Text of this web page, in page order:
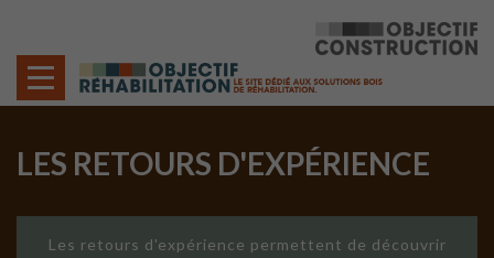
LES RETOURS D'EXPÉRIENCE
Les retours d'expérience permettent de découvrir